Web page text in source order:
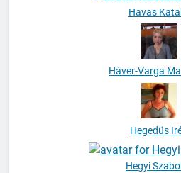
Havas
Háver-Varga
Hegedüs
Hegyi